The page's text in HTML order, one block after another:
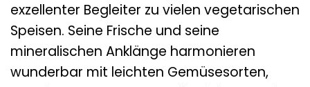
exzellenter Begleiter zu vielen vegetarischen
Speisen. Seine Frische und seine
mineralischen Anklänge harmonieren
wunderbar mit leichten Gemüsesorten,